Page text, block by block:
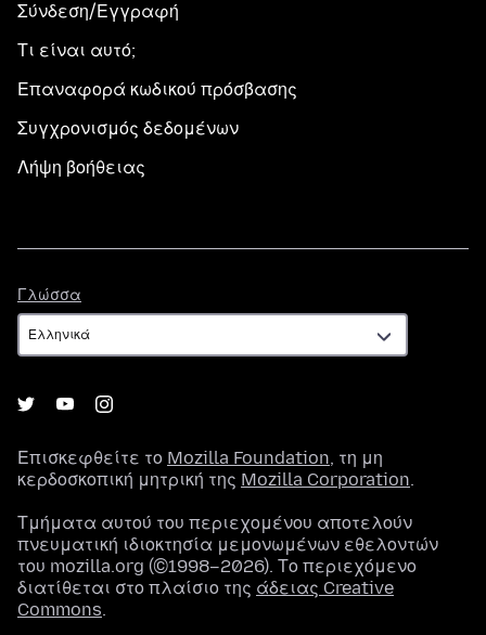
Σύνδεση/Εγγραφή
Τι είναι αυτό;
Επαναφορά κωδικού πρόσβασης
Συγχρονισμός δεδομένων
Λήψη βοήθειας
Γλώσσα
Επισκεφθείτε το Mozilla Foundation, τη μη
κερδοσκοπική μητρική της Mozilla Corporation.
Τμήματα αυτού του περιεχομένου αποτελούν
πνευματική ιδιοκτησία μεμονωμένων εθελοντών
του mozilla.org (©1998–2026). Το περιεχόμενο
διατίθεται στο πλαίσιο της άδειας Creative
Commons.